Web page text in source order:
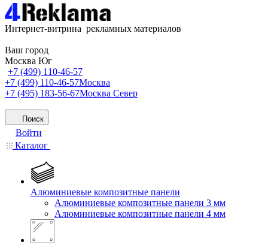
Интернет-витрина рекламных материалов
Ваш город
Москва Юг
+7 (499) 110-46-57
+7 (499) 110-46-57Москва
+7 (495) 183-56-67Москва Север
Поиск
Войти
Каталог
Алюминиевые композитные панели
Алюминиевые композитные панели 3 мм
Алюминиевые композитные панели 4 мм